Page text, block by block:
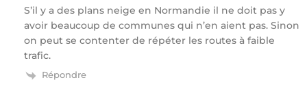
S’il y a des plans neige en Normandie il ne doit pas y
avoir beaucoup de communes qui n’en aient pas. Sinon
on peut se contenter de répéter les routes à faible
trafic.
Répondre